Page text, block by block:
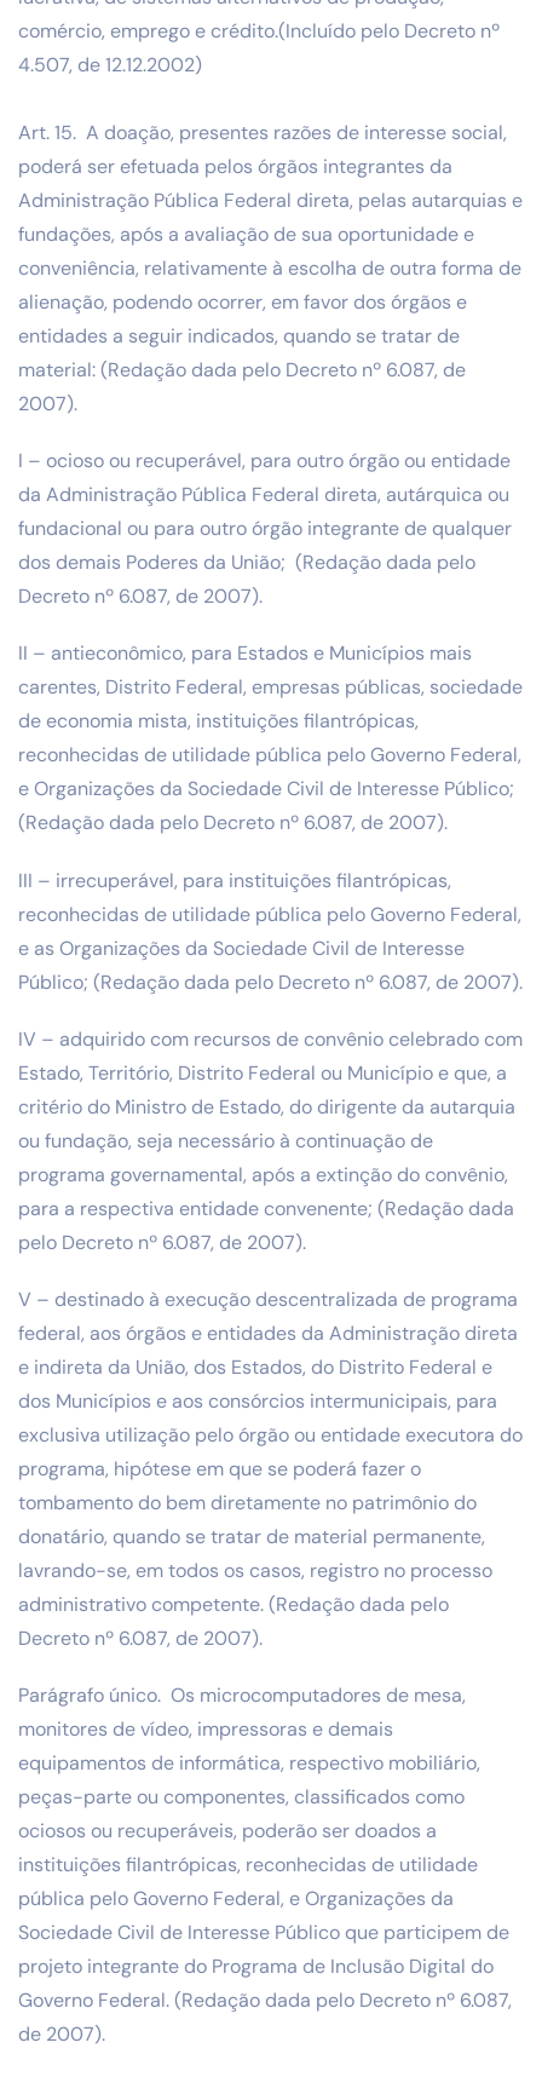
comércio, emprego e crédito.(Incluído pelo Decreto nº
4.507, de 12.12.2002)
Art. 15. A doação, presentes razões de interesse social,
poderá ser efetuada pelos órgãos integrantes da
Administração Pública Federal direta, pelas autarquias e
fundações, após a avaliação de sua oportunidade e
conveniência, relativamente à escolha de outra forma de
alienação, podendo ocorrer, em favor dos órgãos e
entidades a seguir indicados, quando se tratar de
material: (Redação dada pelo Decreto nº 6.087, de
2007).
I – ocioso ou recuperável, para outro órgão ou entidade
da Administração Pública Federal direta, autárquica ou
fundacional ou para outro órgão integrante de qualquer
dos demais Poderes da União; (Redação dada pelo
Decreto nº 6.087, de 2007).
II – antieconômico, para Estados e Municípios mais
carentes, Distrito Federal, empresas públicas, sociedade
de economia mista, instituições filantrópicas,
reconhecidas de utilidade pública pelo Governo Federal,
e Organizações da Sociedade Civil de Interesse Público;
(Redação dada pelo Decreto nº 6.087, de 2007).
III – irrecuperável, para instituições filantrópicas,
reconhecidas de utilidade pública pelo Governo Federal,
e as Organizações da Sociedade Civil de Interesse
Público; (Redação dada pelo Decreto nº 6.087, de 2007).
IV – adquirido com recursos de convênio celebrado com
Estado, Território, Distrito Federal ou Município e que, a
critério do Ministro de Estado, do dirigente da autarquia
ou fundação, seja necessário à continuação de
programa governamental, após a extinção do convênio,
para a respectiva entidade convenente; (Redação dada
pelo Decreto nº 6.087, de 2007).
V – destinado à execução descentralizada de programa
federal, aos órgãos e entidades da Administração direta
e indireta da União, dos Estados, do Distrito Federal e
dos Municípios e aos consórcios intermunicipais, para
exclusiva utilização pelo órgão ou entidade executora do
programa, hipótese em que se poderá fazer o
tombamento do bem diretamente no patrimônio do
donatário, quando se tratar de material permanente,
lavrando-se, em todos os casos, registro no processo
administrativo competente. (Redação dada pelo
Decreto nº 6.087, de 2007).
Parágrafo único. Os microcomputadores de mesa,
monitores de vídeo, impressoras e demais
equipamentos de informática, respectivo mobiliário,
peças-parte ou componentes, classificados como
ociosos ou recuperáveis, poderão ser doados a
instituições filantrópicas, reconhecidas de utilidade
pública pelo Governo Federal, e Organizações da
Sociedade Civil de Interesse Público que participem de
projeto integrante do Programa de Inclusão Digital do
Governo Federal. (Redação dada pelo Decreto nº 6.087,
de 2007).